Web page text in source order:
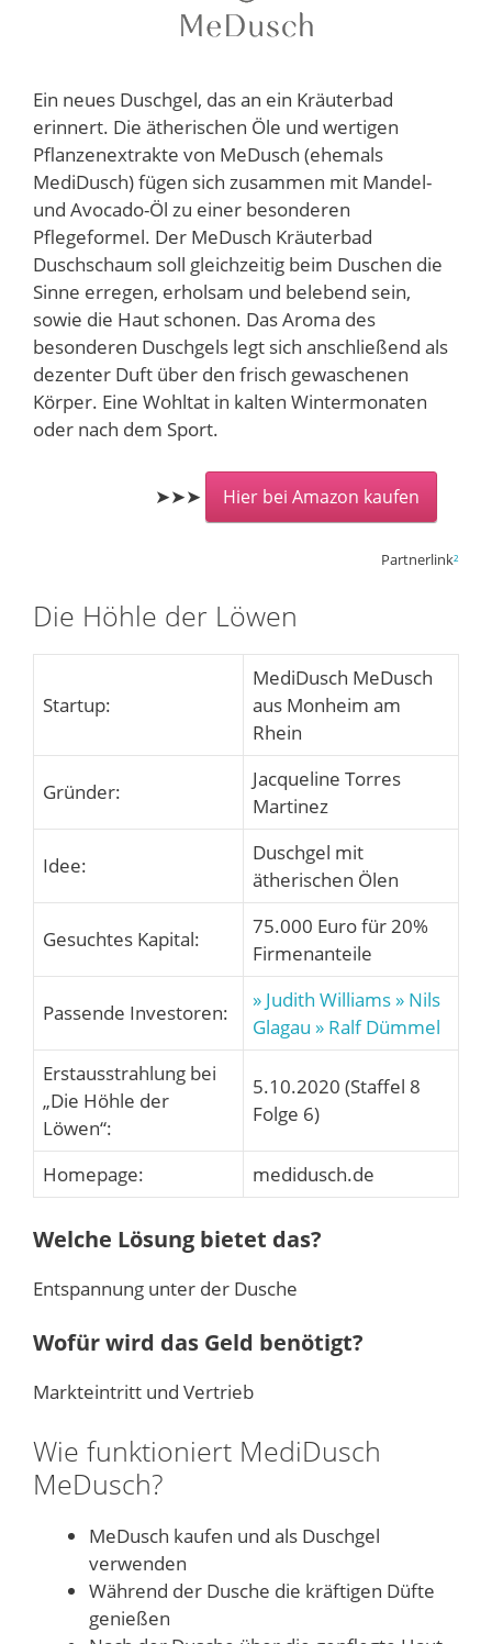
Ein neues Duschgel, das an ein Kräuterbad
erinnert. Die ätherischen Öle und wertigen
Pflanzenextrakte von MeDusch (ehemals
MediDusch) fügen sich zusammen mit Mandel-
und Avocado-Öl zu einer besonderen
Pflegeformel. Der MeDusch Kräuterbad
Duschschaum soll gleichzeitig beim Duschen die
Sinne erregen, erholsam und belebend sein,
sowie die Haut schonen. Das Aroma des
besonderen Duschgels legt sich anschließend als
dezenter Duft über den frisch gewaschenen
Körper. Eine Wohltat in kalten Wintermonaten
oder nach dem Sport.
➤➤➤ Hier bei Amazon kaufen
Partnerlink²
Die Höhle der Löwen
Startup:
MediDusch MeDusch
aus Monheim am
Rhein
Gründer:
Jacqueline Torres
Martinez
Idee:
Duschgel mit
ätherischen Ölen
Gesuchtes Kapital:
75.000 Euro für 20%
Firmenanteile
Passende Investoren:
» Judith Williams » Nils
Glagau » Ralf Dümmel
Erstausstrahlung bei
„Die Höhle der
Löwen“:
5.10.2020 (Staffel 8
Folge 6)
Homepage: medidusch.de
Welche Lösung bietet das?
Entspannung unter der Dusche
Wofür wird das Geld benötigt?
Markteintritt und Vertrieb
Wie funktioniert MediDusch
MeDusch?
MeDusch kaufen und als Duschgel
verwenden
Während der Dusche die kräftigen Düfte
genießen